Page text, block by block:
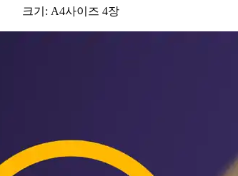
크기: A4사이즈 4장